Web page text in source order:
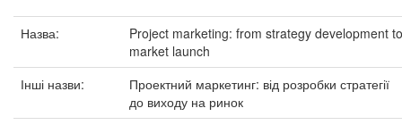
Назва:
Project marketing: from strategy development to
market launch
Інші назви:
Проектний маркетинг: від розробки стратегії
до виходу на ринок